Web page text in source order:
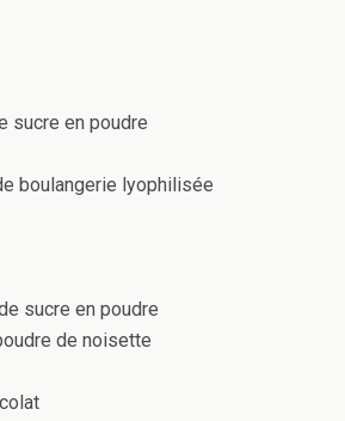
sucre en poudre
boulangerie lyophilisée
sucre en poudre
de noisette